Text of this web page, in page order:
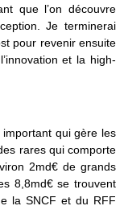
que l’on découvre
Je terminerai
pour revenir ensuite
et la high-
qui gère les
rares qui comporte
2md€ de grands
8,8md€ se trouvent
la SNCF et du RFF